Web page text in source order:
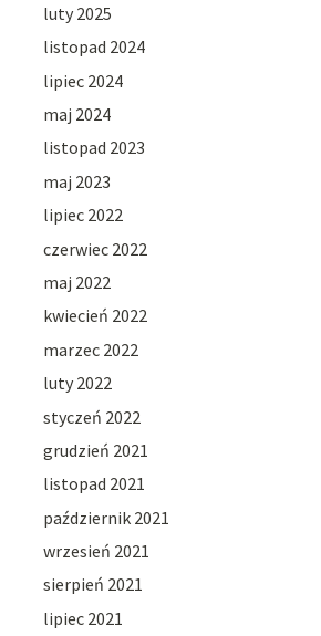
luty 2025
listopad 2024
lipiec 2024
maj 2024
listopad 2023
maj 2023
lipiec 2022
czerwiec 2022
maj 2022
kwiecień 2022
marzec 2022
luty 2022
styczeń 2022
grudzień 2021
listopad 2021
październik 2021
wrzesień 2021
sierpień 2021
lipiec 2021